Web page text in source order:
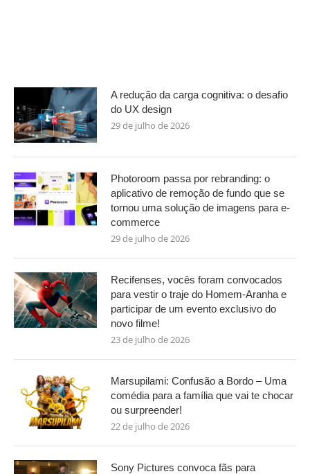
A redução da carga cognitiva: o desafio
do UX design
29 de julho de 2026
Photoroom passa por rebranding: o
aplicativo de remoção de fundo que se
tornou uma solução de imagens para e-
commerce
29 de julho de 2026
Recifenses, vocês foram convocados
para vestir o traje do Homem-Aranha e
participar de um evento exclusivo do
novo filme!
23 de julho de 2026
Marsupilami: Confusão a Bordo – Uma
comédia para a família que vai te chocar
ou surpreender!
22 de julho de 2026
Sony Pictures convoca fãs para